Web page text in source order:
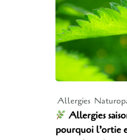
Allergies
Allergies
pourquoi l’ortie